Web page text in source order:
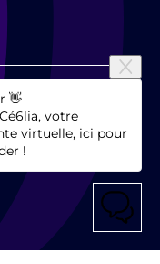
👋
votre
virtuelle, ici pour
!